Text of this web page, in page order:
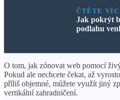
ČTĚTE
Jak pokrýt
podlahu
O tom, jak zónovat web pomocí
Pokud ale nechcete čekat, až
příliš objemné, můžete využít jiný
vertikální zahradničení.